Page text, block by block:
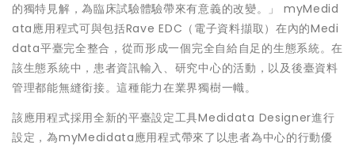
的獨特見解，為臨床試驗體驗帶來有意義的改變。」 myMedid
ata應用程式可與包括Rave EDC（電子資料擷取）在內的Medi
data平臺完全整合，從而形成一個完全自給自足的生態系統。在
該生態系統中，患者資訊輸入、研究中心的活動，以及後臺資料
管理都能無縫銜接。這種能力在業界獨樹一幟。
該應用程式採用全新的平臺設定工具Medidata Designer進行
設定，為myMedidata應用程式帶來了以患者為中心的行動優